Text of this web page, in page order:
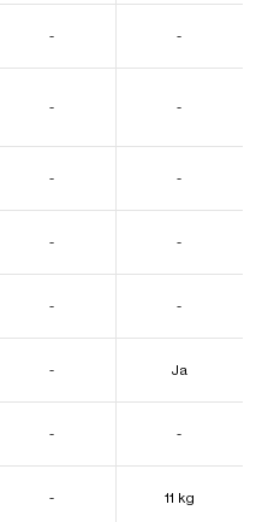
- -
- -
- -
- -
- -
- Ja
- -
- 11 kg